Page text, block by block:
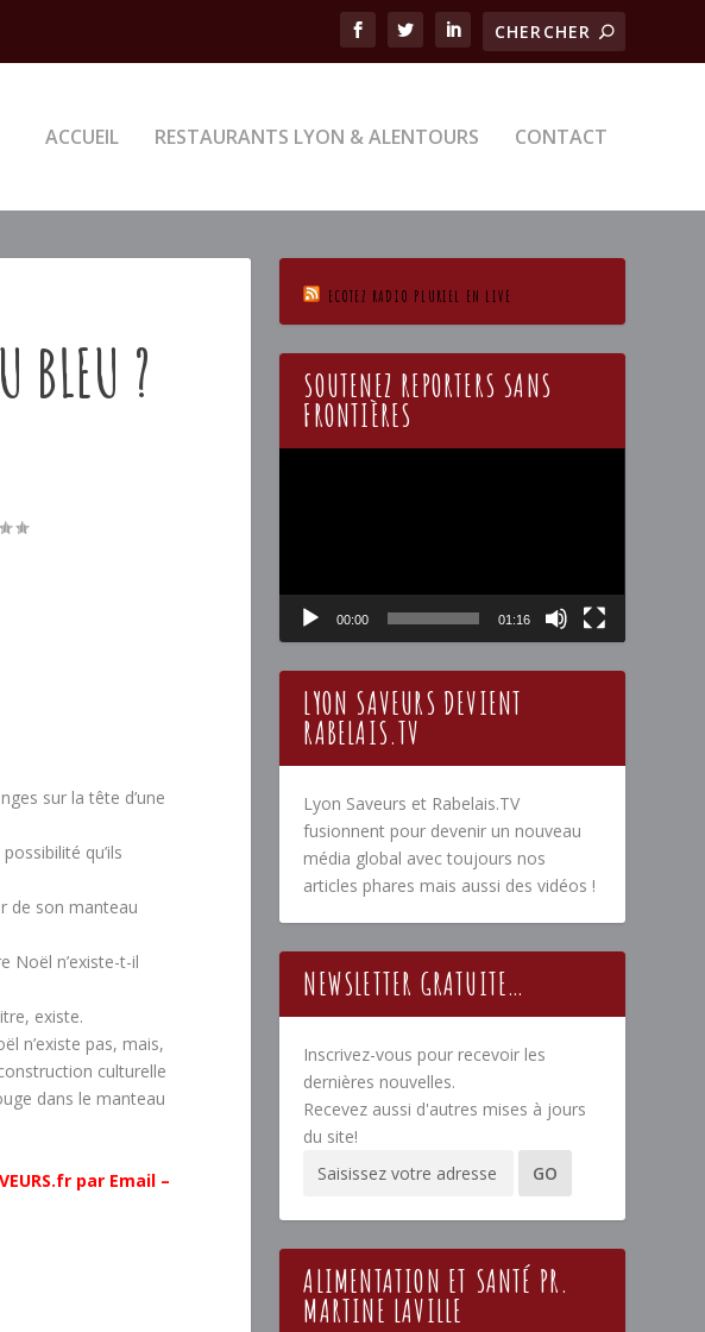
ACCUEIL RESTAURANTS LYON & ALENTOURS CONTACT
BLEU ?
sur la tête d’une
qu’ils
de son manteau
Noël n’existe-t-il
existe.
n’existe pas, mais,
culturelle
dans le manteau
par Email –
ECOTEZ RADIO PLURIEL EN LIVE
SOUTENEZ REPORTERS SANS
FRONTIÈRES
00:00 01:16
LYON SAVEURS DEVIENT
RABELAIS.TV
Lyon Saveurs et Rabelais.TV
fusionnent pour devenir un nouveau
média global avec toujours nos
articles phares mais aussi des vidéos !
NEWSLETTER GRATUITE…
Inscrivez-vous pour recevoir les
dernières nouvelles.
Recevez aussi d'autres mises à jours
du site!
ALIMENTATION ET SANTÉ PR.
MARTINE LAVILLE